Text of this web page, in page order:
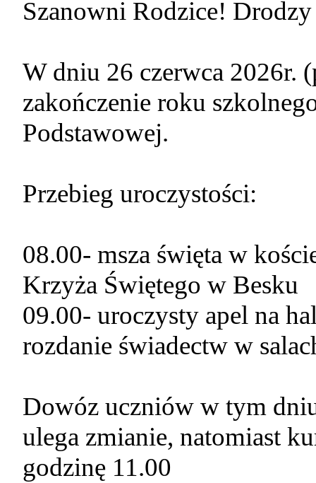
Szanowni Rodzice!
W dniu 26 czerwca 2026r.
zakończenie roku
Podstawowej.
Przebieg uroczystości:
08.00- msza święta w
Krzyża Świętego w Besku
09.00- uroczysty apel na
rozdanie świadectw w
Dowóz uczniów w tym
ulega zmianie, natomiast
godzinę 11.00